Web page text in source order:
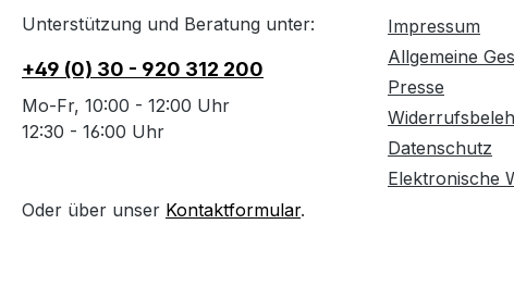
Unterstützung und Beratung unter:
+49 (0) 30 - 920 312 200
Mo-Fr, 10:00 - 12:00 Uhr
12:30 - 16:00 Uhr
Oder über unser Kontaktformular.
Impressum
Allgemeine
Presse
Datenschutz
Elektronische